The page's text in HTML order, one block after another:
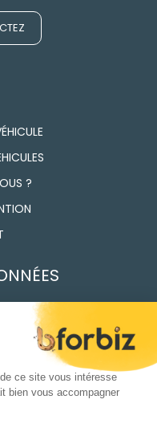
?
91160 Longjumeau
- 12h / 14h - 18h